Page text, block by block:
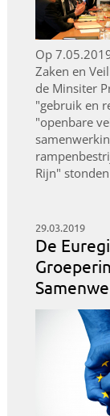
Op
Zaken en
de Minsiter
"gebruik en
"openbare
Rijn"
29.03.2019
De